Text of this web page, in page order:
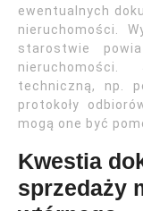
ewentualnych
nieruchomości.
starostwie
techniczną, np.
protokoły
mogą one być
Kwestia
sprzedaży